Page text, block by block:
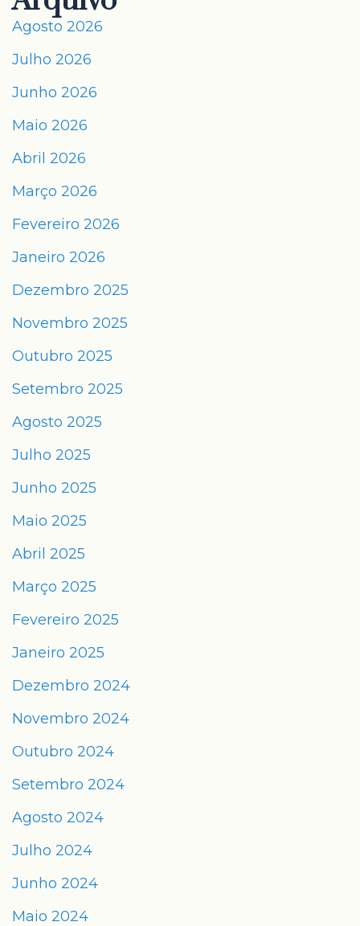
Agosto 2026
Julho 2026
Junho 2026
Maio 2026
Abril 2026
Março 2026
Fevereiro 2026
Janeiro 2026
Dezembro 2025
Novembro 2025
Outubro 2025
Setembro 2025
Agosto 2025
Julho 2025
Junho 2025
Maio 2025
Abril 2025
Março 2025
Fevereiro 2025
Janeiro 2025
Dezembro 2024
Novembro 2024
Outubro 2024
Setembro 2024
Agosto 2024
Julho 2024
Junho 2024
Maio 2024